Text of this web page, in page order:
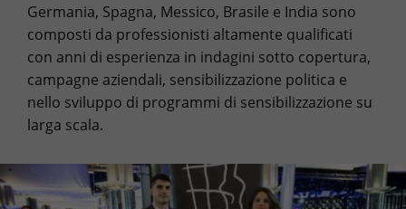
Germania, Spagna, Messico, Brasile e India sono
composti da professionisti altamente qualificati
con anni di esperienza in indagini sotto copertura,
campagne aziendali, sensibilizzazione politica e
nello sviluppo di programmi di sensibilizzazione su
larga scala.